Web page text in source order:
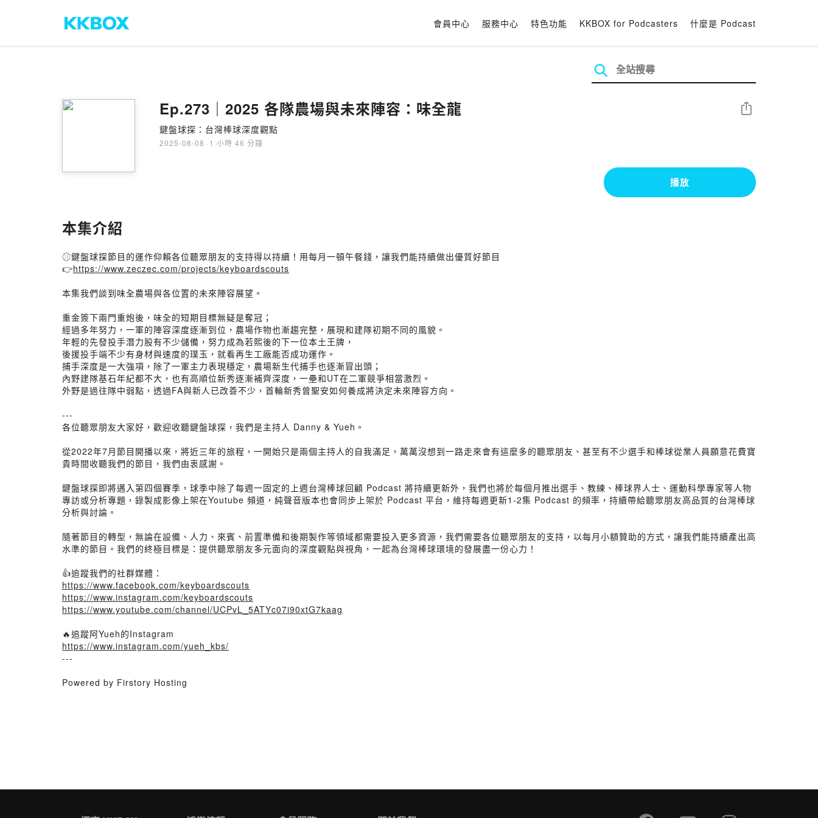
會員中心 服務中心 特色功能 KKBOX for Podcasters 什麼是 Podcast
Ep.273｜2025 各隊農場與未來陣容：味全龍
鍵盤球探：台灣棒球深度觀點
2025-08-08 · 1 小時 46 分鐘
分享
播放
本集介紹
⚾鍵盤球探節目的運作仰賴各位聽眾朋友的支持得以持續！用每月一頓午餐錢，讓我們能持續做出優質好節目
👉https://www.zeczec.com/projects/keyboardscouts
本集我們談到味全農場與各位置的未來陣容展望。
重金簽下兩門重炮後，味全的短期目標無疑是奪冠；
經過多年努力，一軍的陣容深度逐漸到位，農場作物也漸趨完整，展現和建隊初期不同的風貌。
年輕的先發投手潛力股有不少儲備，努力成為若熙後的下一位本土王牌，
後援投手端不少有身材與速度的璞玉，就看再生工廠能否成功運作。
捕手深度是一大強項，除了一軍主力表現穩定，農場新生代捕手也逐漸冒出頭；
內野建隊基石年紀都不大，也有高順位新秀逐漸補齊深度，一壘和UT在二軍競爭相當激烈。
外野是過往隊中弱點，透過FA與新人已改善不少，首輪新秀曾聖安如何養成將決定未來陣容方向。
---
各位聽眾朋友大家好，歡迎收聽鍵盤球探，我們是主持人 Danny & Yueh。
從2022年7月節目開播以來，將近三年的旅程，一開始只是兩個主持人的自我滿足，萬萬沒想到一路走來會有這麼多的聽眾朋友、甚至有不少選手和棒球從業人員願意花費寶
貴時間收聽我們的節目，我們由衷感謝。
鍵盤球探即將邁入第四個賽季，球季中除了每週一固定的上週台灣棒球回顧 Podcast 將持續更新外，我們也將於每個月推出選手、教練、棒球界人士、運動科學專家等人物
專訪或分析專題，錄製成影像上架在Youtube 頻道，純聲音版本也會同步上架於 Podcast 平台，維持每週更新1-2集 Podcast 的頻率，持續帶給聽眾朋友高品質的台灣棒球
分析與討論。
隨著節目的轉型，無論在設備、人力、來賓、前置準備和後期製作等領域都需要投入更多資源，我們需要各位聽眾朋友的支持，以每月小額贊助的方式，讓我們能持續產出高
水準的節目。我們的終極目標是：提供聽眾朋友多元面向的深度觀點與視角，一起為台灣棒球環境的發展盡一份心力！
👍追蹤我們的社群媒體：
https://www.facebook.com/keyboardscouts
https://www.instagram.com/keyboardscouts
https://www.youtube.com/channel/UCPvL_5ATYc07i90xtG7kaag
🔥追蹤阿Yueh的Instagram
https://www.instagram.com/yueh_kbs/
---
Powered by Firstory Hosting